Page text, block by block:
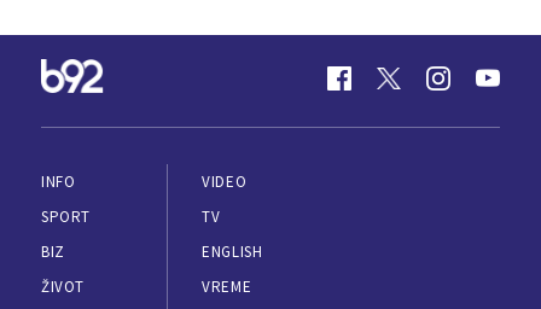
INFO
SPORT
BIZ
ŽIVOT
VIDEO
TV
ENGLISH
VREME